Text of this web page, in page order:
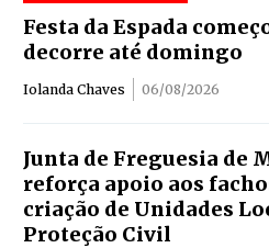
Festa da Espada
decorre até domingo
Iolanda Chaves 06/08/2026
Junta de Freguesia de
reforça apoio aos
criação de Unidades
Proteção Civil